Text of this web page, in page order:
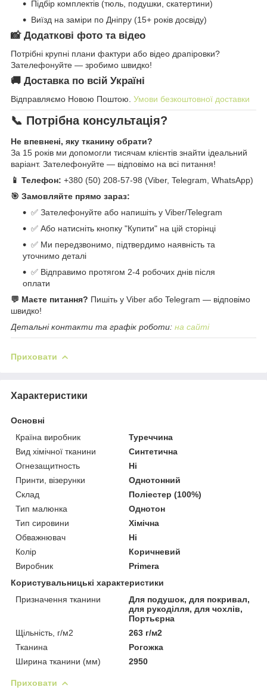
Підбір комплектів (тюль, подушки, скатертини)
Виїзд на заміри по Дніпру (15+ років досвіду)
📸 Додаткові фото та відео
Потрібні крупні плани фактури або відео драпіровки?
Зателефонуйте — зробимо швидко!
🚚 Доставка по всій Україні
Відправляємо Новою Поштою. Умови безкоштовної доставки
📞 Потрібна консультація?
Не впевнені, яку тканину обрати?
За 15 років ми допомогли тисячам клієнтів знайти ідеальний
варіант. Зателефонуйте — відповімо на всі питання!
📱 Телефон: +380 (50) 208-57-98 (Viber, Telegram, WhatsApp)
🎯 Замовляйте прямо зараз:
✅ Зателефонуйте або напишіть у Viber/Telegram
✅ Або натисніть кнопку "Купити" на цій сторінці
✅ Ми передзвонимо, підтвердимо наявність та
уточнимо деталі
✅ Відправимо протягом 2-4 робочих днів після
оплати
💬 Маєте питання? Пишіть у Viber або Telegram — відповімо
швидко!
Детальні контакти та графік роботи: на сайті
Приховати
Характеристики
Основні
Країна виробник
Туреччина
Вид хімічної тканини
Синтетична
Огнезащитность
Ні
Принти, візерунки
Однотонний
Склад
Поліестер (100%)
Тип малюнка
Однотон
Тип сировини
Хімічна
Обважнювач
Ні
Колір
Коричневий
Виробник
Primera
Користувальницькі характеристики
Призначення тканини
Для подушок, для покривал,
для рукоділля, для чохлів,
Портьєрна
Щільність, г/м2
263 г/м2
Тканина
Рогожка
Ширина тканини (мм)
2950
Приховати